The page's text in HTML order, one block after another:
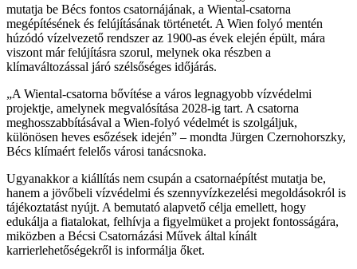
mutatja be Bécs fontos csatornájának, a Wiental-csatorna
megépítésének és felújításának történetét. A Wien folyó mentén
húzódó vízelvezető rendszer az 1900-as évek elején épült, mára
viszont már felújításra szorul, melynek oka részben a
klímaváltozással járó szélsőséges időjárás.
A Wiental-csatorna bővítése a város legnagyobb vízvédelmi
projektje, amelynek megvalósítása 2028-ig tart. A csatorna
meghosszabbításával a Wien-folyó védelmét is szolgáljuk,
különösen heves esőzések idején
– mondta Jürgen Czernohorszky,
Bécs klímaért felelős városi tanácsnoka.
Ugyanakkor a kiállítás nem csupán a csatornaépítést mutatja be,
hanem a jövőbeli vízvédelmi és szennyvízkezelési megoldásokról is
tájékoztatást nyújt. A bemutató alapvető célja emellett, hogy
edukálja a fiatalokat, felhívja a figyelmüket a projekt fontosságára,
miközben a Bécsi Csatornázási Művek által kínált
karrierlehetőségekről is informálja őket.